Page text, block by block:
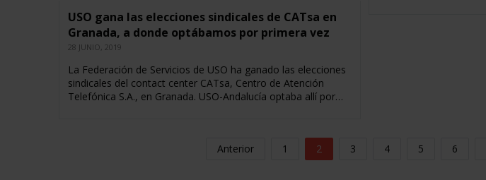
USO gana las elecciones sindicales de CATsa en
Granada, a donde optábamos por primera vez
28 JUNIO, 2019
La Federación de Servicios de USO ha ganado las elecciones
sindicales del contact center CATsa, Centro de Atención
Telefónica S.A., en Granada. USO-Andalucía optaba allí por…
Anterior 1 2 3 4 5 6